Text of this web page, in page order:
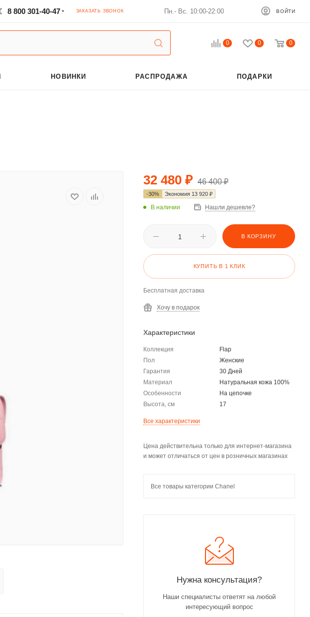
8 800 301-40-47 ЗАКАЗАТЬ ЗВОНОК Пн.- Вс. 10:00-22:00 ВОЙТИ
0 0 0
НОВИНКИ РАСПРОДАЖА ПОДАРКИ
32 480 ₽ 46 400₽
-30% Экономия 13 920 ₽
В наличии Нашли дешевле?
В КОРЗИНУ
КУПИТЬ В 1 КЛИК
Бесплатная доставка
Хочу в подарок
Характеристики
Коллекция
Flap
Пол
Женские
Гарантия
30 Дней
Материал
Натуральная кожа 100%
Особенности
На цепочке
Высота, см
17
Все характеристики
Цена действительна только для интернет-магазина
и может отличаться от цен в розничных магазинах
Все товары категории Chanel
Нужна консультация?
Наши специалисты ответят на любой
интересующий вопрос